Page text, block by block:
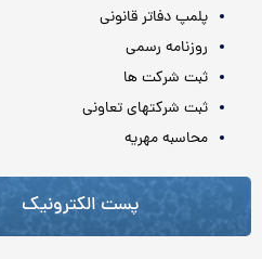
پلمپ دفاتر قانونی
روزنامه رسمی
ثبت شرکت ها
ثبت شرکتهای تعاونی
محاسبه مهريه
پست الکترونیک